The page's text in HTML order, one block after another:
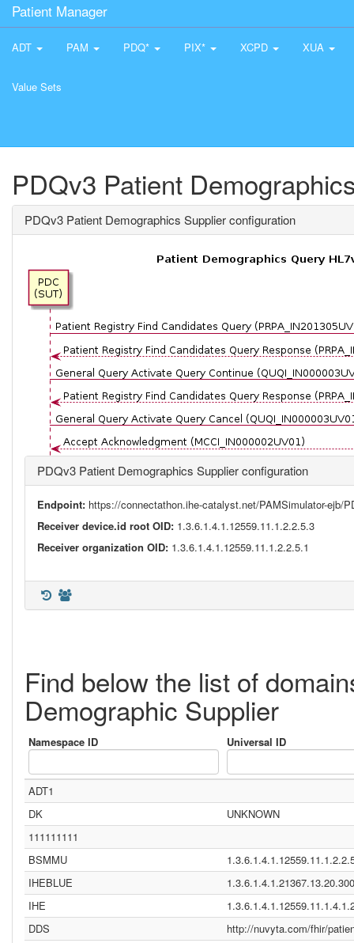
Patient Manager
ADT PAM PDQ* PIX* XCPD XUA
Value Sets
PDQv3 Patient
PDQv3 Patient Demographics Supplier configuration
PDQv3 Patient Demographics Supplier configuration
Endpoint: https://connectathon.ihe-catalyst.net/PAMSimulator-ejb/
Receiver device.id root OID: 1.3.6.1.4.1.12559.11.1.2.2.5.3
Receiver organization OID: 1.3.6.1.4.1.12559.11.1.2.2.5.1
Find below the list of
Demographic Supplier
Namespace ID Universal ID
ADT1
DK
UNKNOWN
111111111
BSMMU
IHEBLUE
IHE
DDS
http://nuvyta.com/fhir/